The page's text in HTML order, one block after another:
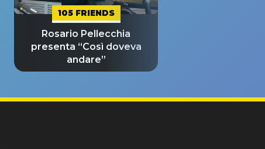
105 FRIENDS
Rosario Pellecchia
presenta “Così doveva
andare”